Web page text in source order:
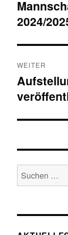
Vorheriger
Beitrag:
2024/
WEITER
Nächster
Beitrag:
Suchen
nach: